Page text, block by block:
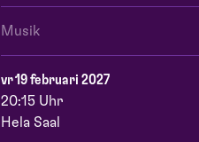
Musik
vr 19 februari 2027
20:15 Uhr
Hela Saal